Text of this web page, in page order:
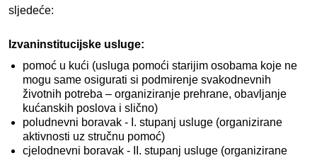
sljedeće:
Izvaninstitucijske usluge:
pomoć u kući (usluga pomoći starijim osobama koje ne
mogu same osigurati si podmirenje svakodnevnih
životnih potreba – organiziranje prehrane, obavljanje
kućanskih poslova i slično)
poludnevni boravak - I. stupanj usluge (organizirane
aktivnosti uz stručnu pomoć)
cjelodnevni boravak - II. stupanj usluge (organizirane